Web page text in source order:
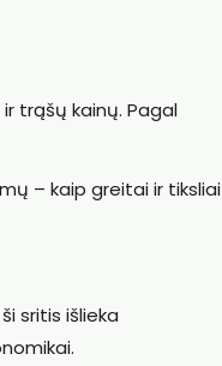
trąšų kainų. Pagal
– kaip greitai ir tiksliai
sritis išlieka